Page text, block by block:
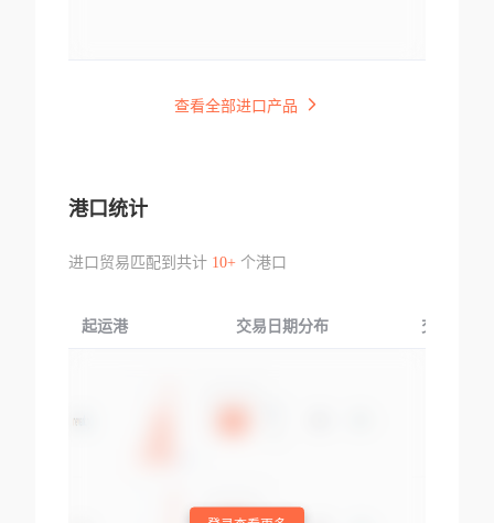
查看全部进口产品
港口统计
进口贸易匹配到共计 10+个港口
起运港 交易日期分布 交易产品